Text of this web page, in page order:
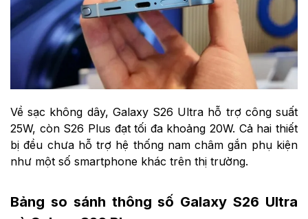
Về sạc không dây, Galaxy S26 Ultra hỗ trợ công suất
25W, còn S26 Plus đạt tối đa khoảng 20W. Cả hai thiết
bị đều chưa hỗ trợ hệ thống nam châm gắn phụ kiện
như một số smartphone khác trên thị trường.
Bảng so sánh thông số Galaxy S26 Ultra